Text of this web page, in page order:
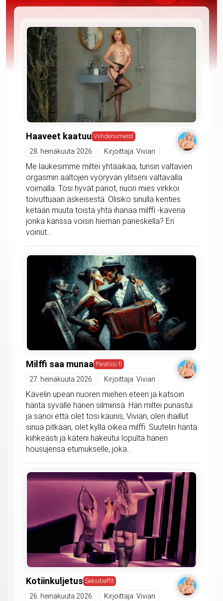
Haaveet kaatuu Viihdenumerot
28. heinäkuuta 2026 Kirjoittaja: Vivian
Me laukesimme miltei yhtäaikaa, tunsin valtavien
orgasmin aaltojen vyöryvän ylitseni valtavalla
voimalla. Tosi hyvät panot, nuori mies virkkoi
toivuttuaan äskeisestä. Olisiko sinulla kenties
ketään muuta toista yhtä ihanaa milffi -kaveria
jonka kanssa voisin hieman paneskella? En
voinut...
Milffi saa munaa Paratiisi fi
27. heinäkuuta 2026 Kirjoittaja: Vivian
Kävelin upean nuoren miehen eteen ja katsoin
häntä syvälle hänen silmiinsä. Hän miltei punastui
ja sanoi että olet tosi kaunis, Vivian, olen ihaillut
sinua pitkään, olet kyllä oikea milffi. Suutelin häntä
kiihkeästi ja käteni hakeutui lopulta hänen
housujensa etumukselle, joka...
Kotiinkuljetus Seksitreffit
26. heinäkuuta 2026 Kirjoittaja: Vivian